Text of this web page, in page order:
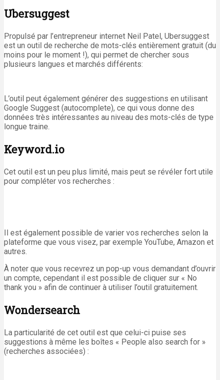
Ubersuggest
Propulsé par l’entrepreneur internet Neil Patel, Ubersuggest
est un outil de recherche de mots-clés entièrement gratuit (du
moins pour le moment !), qui permet de chercher sous
plusieurs langues et marchés différents:
L’outil peut également générer des suggestions en utilisant
Google Suggest (autocomplete), ce qui vous donne des
données très intéressantes au niveau des mots-clés de type
longue traine.
Keyword.io
Cet outil est un peu plus limité, mais peut se révéler fort utile
pour compléter vos recherches :
Il est également possible de varier vos recherches selon la
plateforme que vous visez, par exemple YouTube, Amazon et
autres.
À noter que vous recevrez un pop-up vous demandant d’ouvrir
un compte, cependant il est possible de cliquer sur « No
thank you » afin de continuer à utiliser l’outil gratuitement.
Wondersearch
La particularité de cet outil est que celui-ci puise ses
suggestions à même les boîtes « People also search for »
(recherches associées) :